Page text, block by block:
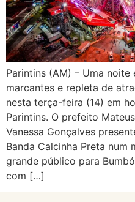
Parintins (AM) – Uma
marcantes e repleta de
nesta terça-feira (14) em
Parintins. O prefeito
Vanessa Gonçalves
Banda Calcinha Preta num
grande público para
com […]